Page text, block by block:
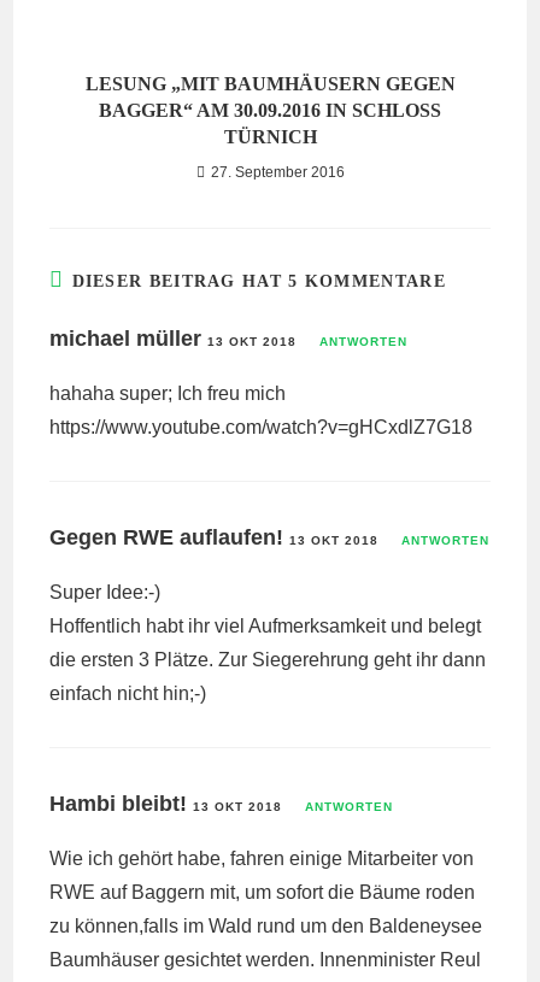
LESUNG „MIT BAUMHÄUSERN GEGEN
BAGGER“ AM 30.09.2016 IN SCHLOSS
TÜRNICH
27. September 2016
DIESER BEITRAG HAT 5 KOMMENTARE
michael müller13 OKT 2018 ANTWORTEN
hahaha super; Ich freu mich
https://www.youtube.com/watch?v=gHCxdlZ7G18
Gegen RWE auflaufen!13 OKT 2018 ANTWORTEN
Super Idee:-)
Hoffentlich habt ihr viel Aufmerksamkeit und belegt
die ersten 3 Plätze. Zur Siegerehrung geht ihr dann
einfach nicht hin;-)
Hambi bleibt!13 OKT 2018 ANTWORTEN
Wie ich gehört habe, fahren einige Mitarbeiter von
RWE auf Baggern mit, um sofort die Bäume roden
zu können,falls im Wald rund um den Baldeneysee
Baumhäuser gesichtet werden. Innenminister Reul